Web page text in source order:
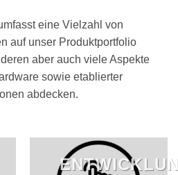
eine Vielzahl von
auf unser Produktportfolio
aber auch viele Aspekte
sowie etablierter
abdecken.